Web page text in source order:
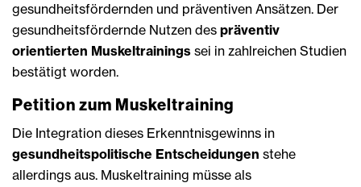
gesundheitsfördernden und präventiven Ansätzen. Der
gesundheitsfördernde Nutzen des präventiv
orientierten Muskeltrainings sei in zahlreichen Studien
bestätigt worden.
Petition zum Muskeltraining
Die Integration dieses Erkenntnisgewinns in
gesundheitspolitische Entscheidungen stehe
allerdings aus. Muskeltraining müsse als